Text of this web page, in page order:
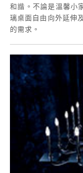
和諧。不論是溫馨小
璃桌面自由向外延伸
的需求。